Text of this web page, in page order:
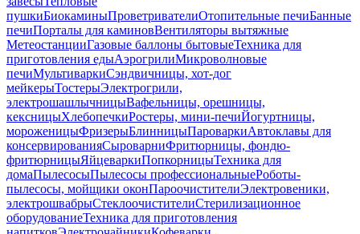
пушкиБиокаминыПроветривателиОтопительные печиБанные
печиПорталы для каминовВентиляторы вытяжные
МетеостанцииГазовые баллоны бытовыеТехника для
приготовления едыАэрогрилиМикроволновые
печиМультиваркиСэндвичницы, хот-дог
мейкерыТостерыЭлектрогрили,
электрошашлычницыВафельницы, орешницы,
кексницыХлебопечкиРостеры, мини-печиЙогуртницы,
мороженицыФризерыБлинницыПароваркиАвтоклавы для
консервированияСыроварниФритюрницы, фондю-
фритюрницыЯйцеваркиПопкорницыТехника для
домаПылесосыПылесосы профессиональныеРоботы-
пылесосы, мойщики оконПароочистителиЭлектровеники,
электрошвабрыСтеклоочистителиСтерилизационное
оборудованиеТехника для приготовления